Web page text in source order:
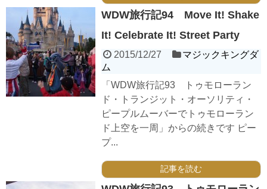
WDW旅行記94 Move It! Shake
It! Celebrate It! Street Party
2015/12/27
マジックキングダ
ム
「WDW旅行記93 トゥモローラン
ド・トランジット・オーソリティ・
ピープルムーバーでトゥモローラン
ド上空を一周」からの続きです ピー
プ...
記事を読む